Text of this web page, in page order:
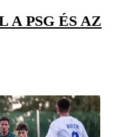
A PSG ÉS AZ